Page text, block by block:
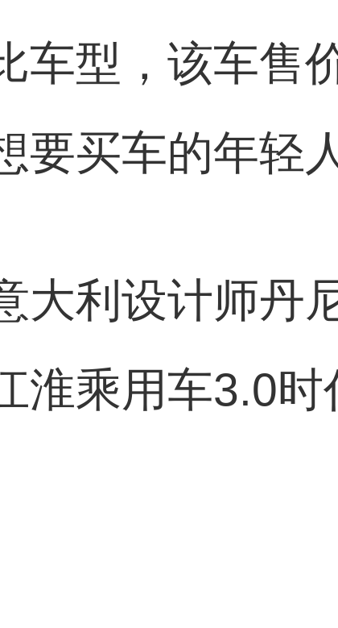
车型，该车售
要买车的年轻
大利设计师丹
淮乘用车3.0时